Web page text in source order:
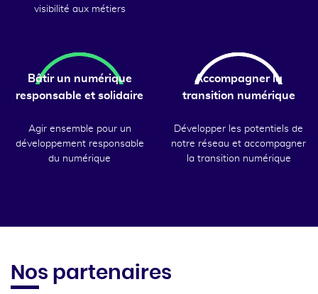
visibilité aux métiers
Bâtir un numérique
responsable et solidaire
Agir ensemble pour un
développement responsable
du numérique
Accompagner la
transition numérique
Développer les potentiels de
notre réseau et accompagner
la transition numérique
Nos partenaires